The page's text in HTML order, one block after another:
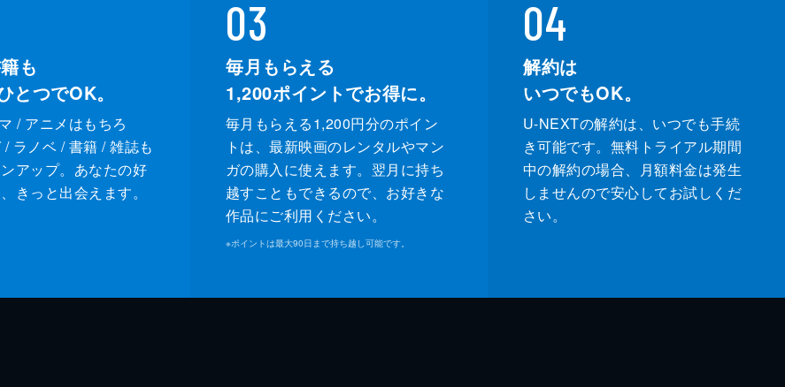
も
とつでOK。
/ アニメはもちろ
ラノベ / 書籍 / 雑誌も
アップ。あなたの好
きっと出会えます。
03
毎月もらえる
1,200ポイントでお得に。
毎月もらえる1,200円分のポイン
トは、最新映画のレンタルやマン
ガの購入に使えます。翌月に持ち
越すこともできるので、お好きな
作品にご利用ください。
※ポイントは最大90日まで持ち越し可能です。
04
解約は
いつでもOK。
U-NEXTの解約は、いつでも手続
き可能です。無料トライアル期間
中の解約の場合、月額料金は発生
しませんので安心してお試しくだ
さい。